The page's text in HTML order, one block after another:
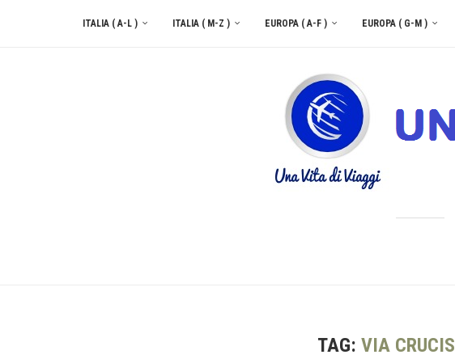
ITALIA ( A-L ) ITALIA ( M-Z ) EUROPA ( A-F ) EUROPA ( G-M )
TAG: VIA CRUCIS